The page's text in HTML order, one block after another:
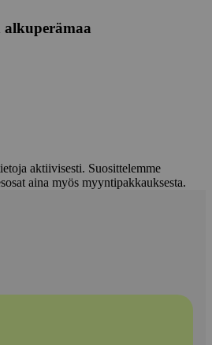
alkuperämaa
aktiivisesti. Suosittelemme
aina myös myyntipakkauksesta.